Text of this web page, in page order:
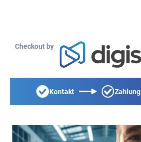
Checkout by
Kontakt Zahlung